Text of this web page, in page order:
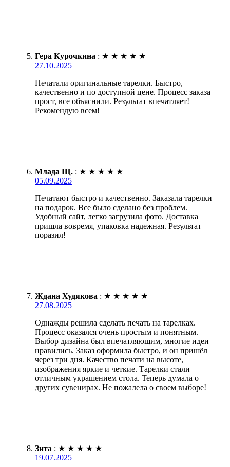
Гера Курочкина : ★ ★ ★ ★ ★
27.10.2025
Печатали оригинальные тарелки. Быстро,
качественно и по доступной цене. Процесс заказа
прост, все объяснили. Результат впечатляет!
Рекомендую всем!
Млада Щ. : ★ ★ ★ ★ ★
05.09.2025
Печатают быстро и качественно. Заказала тарелки
на подарок. Все было сделано без проблем.
Удобный сайт, легко загрузила фото. Доставка
пришла вовремя, упаковка надежная. Результат
поразил!
Ждана Худякова : ★ ★ ★ ★ ★
27.08.2025
Однажды решила сделать печать на тарелках.
Процесс оказался очень простым и понятным.
Выбор дизайна был впечатляющим, многие идеи
нравились. Заказ оформила быстро, и он пришёл
через три дня. Качество печати на высоте,
изображения яркие и четкие. Тарелки стали
отличным украшением стола. Теперь думала о
других сувенирах. Не пожалела о своем выборе!
Зита : ★ ★ ★ ★ ★
19.07.2025